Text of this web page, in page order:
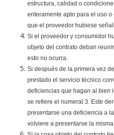
estructura, calidad o
enteramente apto para el uso
que el proveedor hubiese
Si el proveedor y consumidor
objeto del contrato deban
esto no ocurra.
Si después de la primera vez
prestado el servicio técnico
deficiencias que hagan al bien
se refiere el numeral 3. Este
presentarse una deficiencia a
volviere a presentarse la